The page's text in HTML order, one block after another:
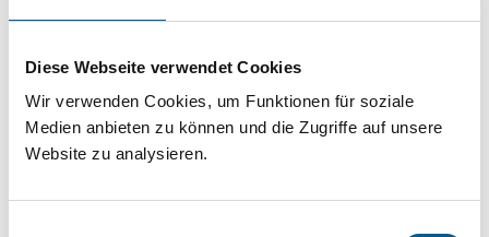
Diese Webseite verwendet Cookies
Wir verwenden Cookies, um Funktionen für soziale
Medien anbieten zu können und die Zugriffe auf unsere
Website zu analysieren.
Projekt oder ein Vorhaben? Hier können Sie
direkt über unsere Fördermitteldatenbank und
Stiftungsdatenbank recherchieren. Bei der